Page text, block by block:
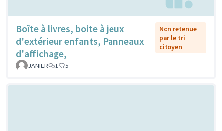
Boîte à livres, boite à jeux
d'extérieur enfants, Panneaux
d'affichage,
Non retenue
par le tri
citoyen
JANIER 1 5